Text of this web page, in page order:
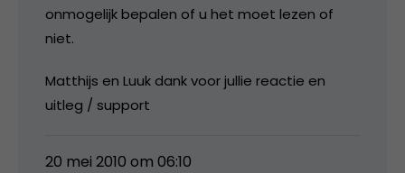
onmogelijk bepalen of u het moet lezen of
niet.
Matthijs en Luuk dank voor jullie reactie en
uitleg / support
20 mei 2010 om 06:10